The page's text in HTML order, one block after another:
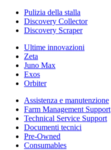
Pulizia della stalla
Discovery Collector
Discovery Scraper
Ultime innovazioni
Zeta
Juno Max
Exos
Orbiter
Assistenza e manutenzione
Farm Management Support
Technical Service Support
Documenti tecnici
Pre-Owned
Consumables